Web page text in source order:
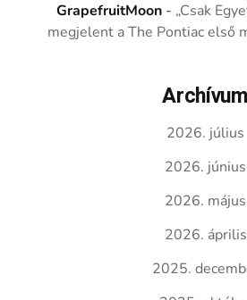
GrapefruitMoon - „Csak
megjelent a The Pontiac első
Archívum
2026. július
2026. június
2026. május
2026. április
2025.